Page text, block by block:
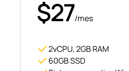
$27/mes
2vCPU, 2GB RAM
60GB SSD